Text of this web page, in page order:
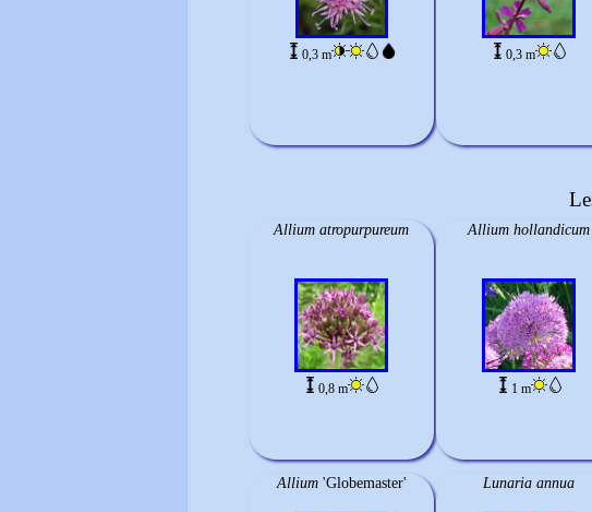
0,3 m 0,3 m
Allium atropurpureum
0,8 m
Allium hollandicum
1 m
Allium'Globemaster' Lunaria annua